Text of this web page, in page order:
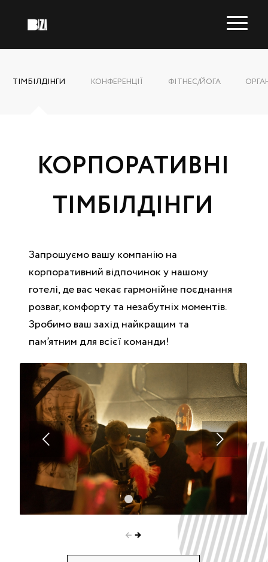
ТІМБІЛДІНГИ КОНФЕРЕНЦІЇ ФІТНЕС/ЙОГА
КОРПОРАТИВНІ
ТІМБІЛДІНГИ
Запрошуємо вашу компанію на
корпоративний відпочинок у нашому
готелі, де вас чекає гармонійне поєднання
розваг, комфорту та незабутніх моментів.
Зробимо ваш захід найкращим та
пам’ятним для всієї команди!
Следующий
1
←→